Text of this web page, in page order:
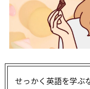
せっかく英語を学ぶ